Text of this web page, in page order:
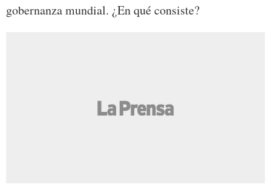
gobernanza mundial. ¿En qué consiste?